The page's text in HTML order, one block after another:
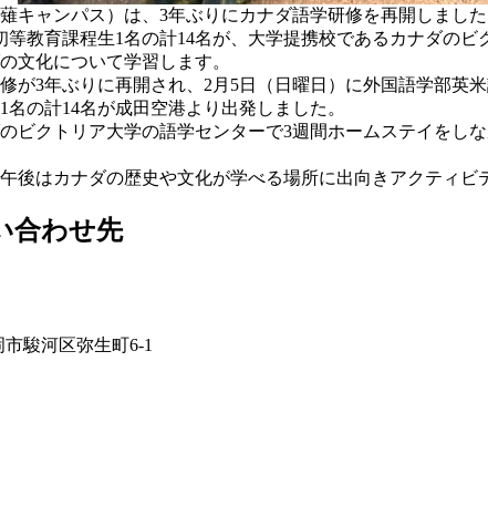
キャンパス）は、3年ぶりにカナダ語学研修を再開しまし
等教育課程生1名の計14名が、大学提携校であるカナダの
文化について学習します。
が3年ぶりに再開され、2月5日（日曜日）に外国語学部英
の計14名が成田空港より出発しました。
ビクトリア大学の語学センターで3週間ホームステイをし
後はカナダの歴史や文化が学べる場所に出向きアクティビ
合わせ先
駿河区弥生町6-1